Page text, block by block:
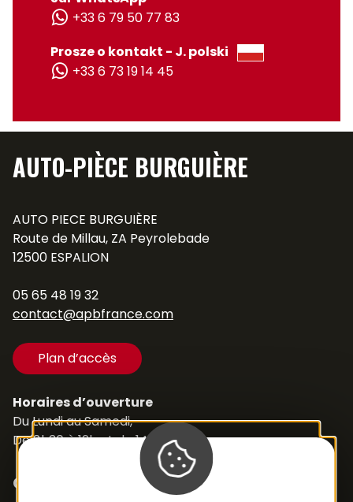
+33 6 79 50 77 83
Prosze o kontakt - J. polski
+33 6 73 19 14 45
AUTO-PIÈCE BURGUIÈRE
AUTO PIECE BURGUIÈRE
Route de Millau, ZA Peyrolebade
12500 ESPALION
05 65 48 19 32
contact@apbfrance.com
Plan d’accès
Horaires d’ouverture
Du Lundi au Samedi,
De 8h30 à 12h et de 14h à 18h
Contacts